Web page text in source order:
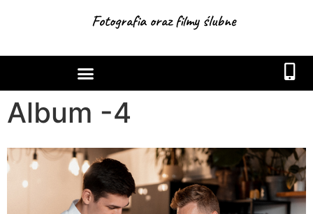
Fotografia oraz filmy ślubne
Album -4